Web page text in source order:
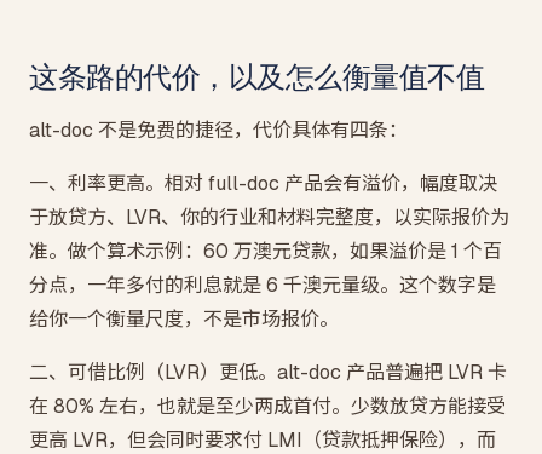
这条路的代价，以及怎么衡量值不值
alt-doc 不是免费的捷径，代价具体有四条：
一、利率更高。相对 full-doc 产品会有溢价，幅度取决
于放贷方、LVR、你的行业和材料完整度，以实际报价为
准。做个算术示例：60 万澳元贷款，如果溢价是 1 个百
分点，一年多付的利息就是 6 千澳元量级。这个数字是
给你一个衡量尺度，不是市场报价。
二、可借比例（LVR）更低。alt-doc 产品普遍把 LVR 卡
在 80% 左右，也就是至少两成首付。少数放贷方能接受
更高 LVR，但会同时要求付 LMI（贷款抵押保险），而